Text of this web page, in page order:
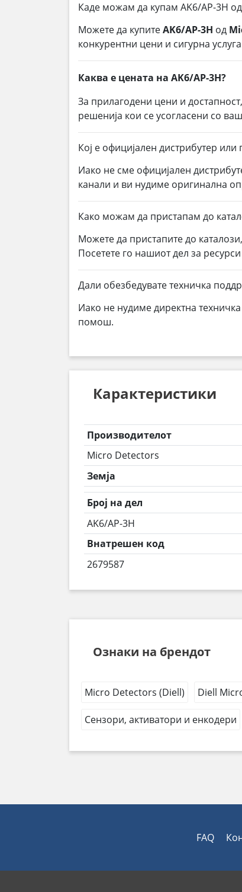
Каде можам да купам AK6/AP-3H
Можете да купитеAK6/AP-3H од
конкурентни цени и сигурна
Каква е цената на AK6/AP-3H?
За прилагодени цени и
решенија кои се усогласени со
Кој е официјален дистрибутер
Иако не сме официјален
канали и ви нудиме оригинална
Како можам да пристапам до
Можете да пристапите до
Посетете го нашиот дел за
Дали обезбедувате техничка
Иако не нудиме директна
помош.
Карактеристики
Производителот
Micro Detectors
Земја
Број на дел
AK6/AP-3H
Внатрешен код
2679587
Ознаки на брендот
Micro Detectors (Diell) Diell
Сензори, активатори и енкодери
FAQ